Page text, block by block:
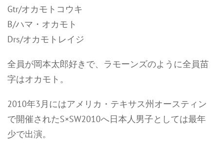
Gtr/オカモトコウキ
B/ハマ・オカモト
Drs/オカモトレイジ
全員が岡本太郎好きで、ラモーンズのように全員苗
字はオカモト。
2010年3月にはアメリカ・テキサス州オースティン
で開催されたS×SW2010へ日本人男子としては最年
少で出演。